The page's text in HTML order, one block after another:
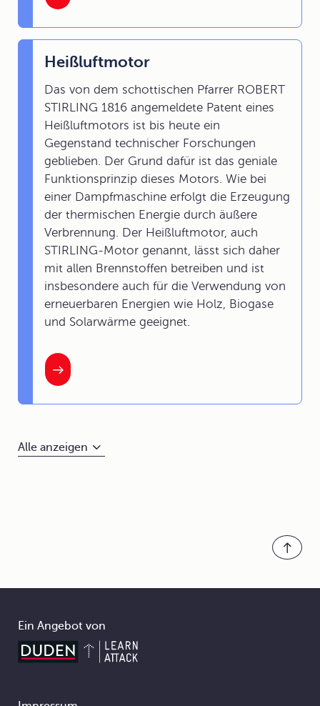
Heißluftmotor
Das von dem schottischen Pfarrer ROBERT
STIRLING 1816 angemeldete Patent eines
Heißluftmotors ist bis heute ein
Gegenstand technischer Forschungen
geblieben. Der Grund dafür ist das geniale
Funktionsprinzip dieses Motors. Wie bei
einer Dampfmaschine erfolgt die Erzeugung
der thermischen Energie durch äußere
Verbrennung. Der Heißluftmotor, auch
STIRLING-Motor genannt, lässt sich daher
mit allen Brennstoffen betreiben und ist
insbesondere auch für die Verwendung von
erneuerbaren Energien wie Holz, Biogase
und Solarwärme geeignet.
Alle anzeigen
Ein Angebot von